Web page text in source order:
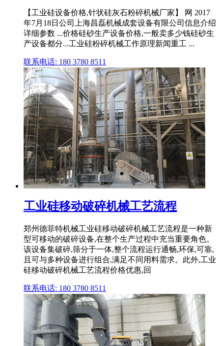
【工业硅设备价格,针状硅灰石粉碎机械厂家】 网 2017
年7月18日公司上海昌磊机械成套设备有限公司信息介绍
详细参数 ...价格硅砂生产设备价格,一般卖多少钱硅砂生
产设备都分...工业硅粉碎机械工作原理新闻重工 ...
联系电话: 180 3780 8511
工业硅移动破碎机械工艺流程
郑州德菲特机械工业硅移动破碎机械工艺流程是一种新
型可移动的破碎设备,在整个生产过程中充当重要角色。
该设备集破碎,筛分于一体,整个流程运行通畅,环保,可靠,
且可与多种设备进行组合,满足不同用料需求。此外,工业
硅移动破碎机械工艺流程价格优惠,回
联系电话: 180 3780 8511